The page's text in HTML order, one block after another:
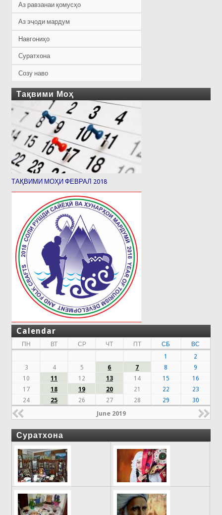
Аз равзанаи қомусҳо
Аз эҷоди мардум
Навгониҳо
Суратхона
Созу наво
Тақвими Моҳ
ТАҚВИМИ МОҲИ ФЕВРАЛ 2018
Calendar
ПН ВТ СР ЧТ ПТ СБ
ВС
1
2
3
4 5 6 7 8
9
10
11 12 13 14 15
16
17
18 19 20 21 22
23
24
25 26 27 28 29 30
June 2019
Суратхона